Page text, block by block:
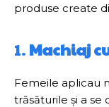
produse create
1. Machiaj
Femeile aplicau
trăsăturile și a